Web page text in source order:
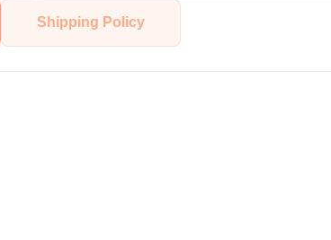
Shipping Policy